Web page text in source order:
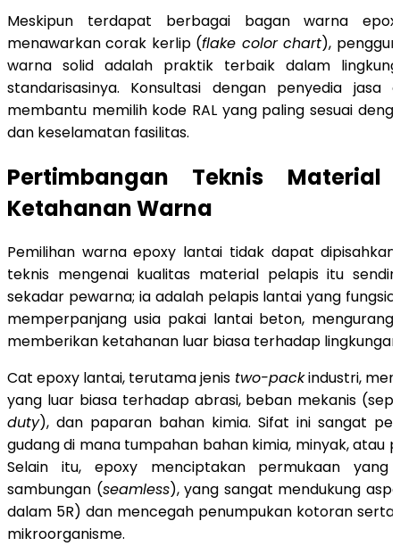
Meskipun terdapat berbagai bagan warna
menawarkan corak kerlip (flake color chart),
warna solid adalah praktik terbaik dalam
standarisasinya. Konsultasi dengan penyedia jasa
membantu memilih kode RAL yang paling sesuai
dan keselamatan fasilitas.
Pertimbangan Teknis
Ketahanan Warna
Pemilihan warna epoxy lantai tidak dapat
teknis mengenai kualitas material pelapis itu
sekadar pewarna; ia adalah pelapis lantai yang
memperpanjang usia pakai lantai beton,
memberikan ketahanan luar biasa terhadap
Cat epoxy lantai, terutama jenis two-packindustri,
yang luar biasa terhadap abrasi, beban mekanis
duty), dan paparan bahan kimia. Sifat ini sangat
gudang di mana tumpahan bahan kimia, minyak, atau
Selain itu, epoxy menciptakan permukaan
sambungan (seamless), yang sangat mendukung
dalam 5R) dan mencegah penumpukan kotoran
mikroorganisme.